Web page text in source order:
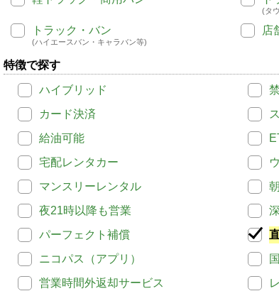
(タ
トラック・バン
(ハイエースバン・キャラバン等)
店
特徴で探す
ハイブリッド
カード決済
給油可能
宅配レンタカー
マンスリーレンタル
夜21時以降も営業
パーフェクト補償
ニコパス（アプリ）
営業時間外返却サービス